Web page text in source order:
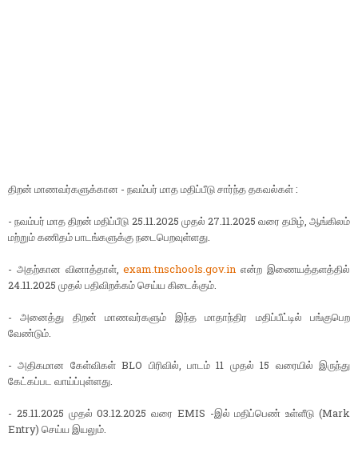
திறன் மாணவர்களுக்கான - நவம்பர் மாத மதிப்பீடு சார்ந்த தகவல்கள் :
- நவம்பர் மாத திறன் மதிப்பீடு 25.11.2025 முதல் 27.11.2025 வரை தமிழ், ஆங்கிலம்
மற்றும் கணிதம் பாடங்களுக்கு நடைபெறவுள்ளது.
- அதற்கான வினாத்தாள்,exam.tnschools.gov.in என்ற இணையத்தளத்தில்
24.11.2025 முதல் பதிவிறக்கம் செய்ய கிடைக்கும்.
- அனைத்து திறன் மாணவர்களும் இந்த மாதாந்திர மதிப்பீட்டில் பங்குபெற
வேண்டும்.
- அதிகமான கேள்விகள் BLO பிரிவில், பாடம் 11 முதல் 15 வரையில் இருந்து
கேட்கப்பட வாய்ப்புள்ளது.
- 25.11.2025 முதல் 03.12.2025 வரை EMIS -இல் மதிப்பெண் உள்ளீடு (Mark
Entry) செய்ய இயலும்.